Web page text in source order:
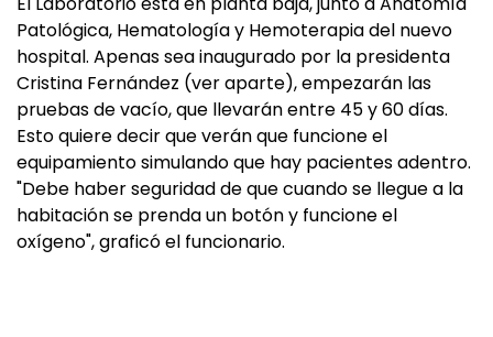
Patológica, Hematología y Hemoterapia del nuevo
hospital. Apenas sea inaugurado por la presidenta
Cristina Fernández (ver aparte), empezarán las
pruebas de vacío, que llevarán entre 45 y 60 días.
Esto quiere decir que verán que funcione el
equipamiento simulando que hay pacientes adentro.
"Debe haber seguridad de que cuando se llegue a la
habitación se prenda un botón y funcione el
oxígeno", graficó el funcionario.